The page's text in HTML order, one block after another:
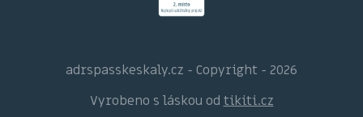
adrspasskeskaly.cz - Copyright - 2026
Vyrobeno s láskou od tikiti.cz